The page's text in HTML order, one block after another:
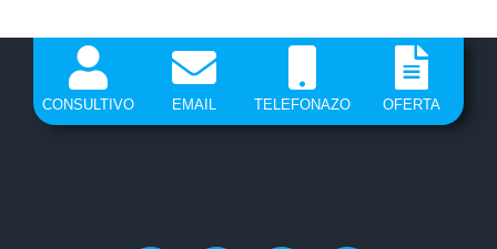
CONSULTIVO EMAIL TELEFONAZO OFERTA